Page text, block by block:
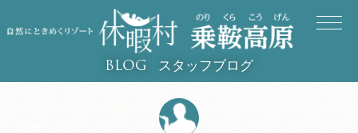
BLOG スタッフブログ